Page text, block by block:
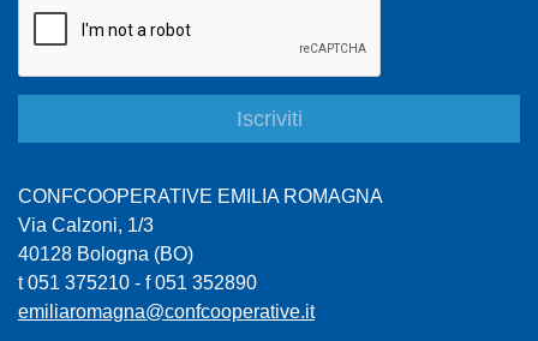
CONFCOOPERATIVE EMILIA ROMAGNA
Via Calzoni, 1/3
40128 Bologna (BO)
t 051 375210 - f 051 352890
emiliaromagna@confcooperative.it